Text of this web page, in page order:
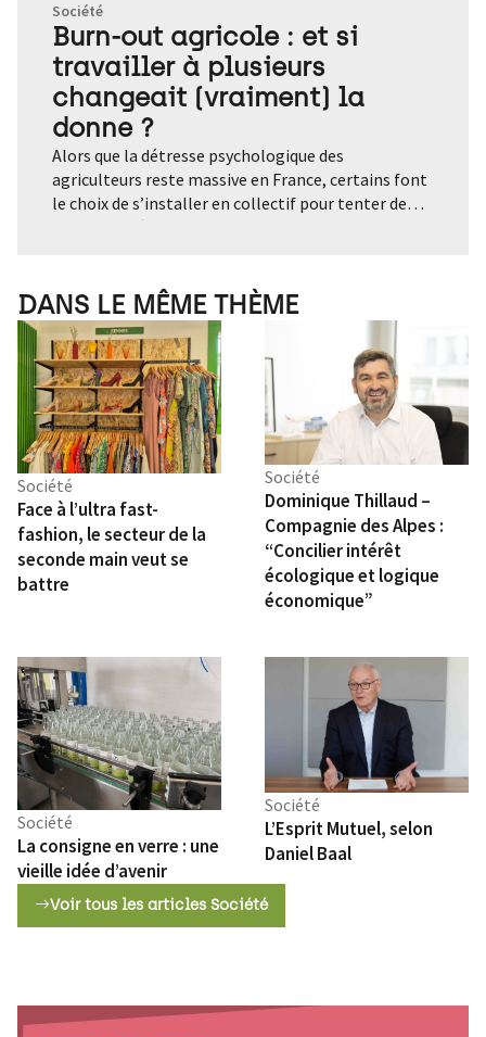
Société
Burn-out agricole : et si
travailler à plusieurs
changeait (vraiment) la
donne ?
Alors que la détresse psychologique des agriculteurs reste massive en France, certains font le choix de s’installer en collectif pour tenter de rendre le métier soutenable. Mutualisation du travail, partage de la charge mentale et des coûts financiers, remplaçabilité : ces fermes à plusieurs promettent de rompre avec l’isolement et l’épuisement. Témoignages et analyses. Le lundi matin, dans cette ferme maraîchère biologique située sur la commune de Curis-au-Mont-d’Or, au Nord de la métropole lyonnaise, personne ne travaille. Pas de récolte, pas de tracteur à l’aube. « C’est non-négociable », sourit Thibault Herreman, 36 ans, l’un des trois associés du GAEC (Groupement agricole d’exploitation en commun) Le Boule d’Or, installé en bord de Saône. Ici, les semaines dépassent rarement les quarante heures, les congés sont planifiés, les week-end tournants, et l’été, quand la chaleur devient trop lourde, le travail se concentre le matin. Une organisation qui leur tient à cœur, dans un monde agricole où l’épuisement est devenu la norme. En France, un agriculteur se suicide tous les jours, selon la Mutualité sociale agricole (MSA). Les exploitants agricoles présentent un risque de suicide supérieur de 20% à celui du reste de la population active. Isolement, surcharge de travail, pression économique, aléas climatiques, injonctions administratives : la détresse psychologique agricole est désormais documentée, mais les réponses structurelles restent limitées. « Travailler 70 heures par semaine, ne pas prendre de vacances pendant des années, être seul face aux décisions, c’est malheureusement le quotidien d’un grand nombre d’agriculteurs », observe Maëla Naël, agricultrice au sein de la Ferme des Folaisons, ferme collective dans le Morbihan. Après avoir quitté son emploi en Ile-de-France, elle s’est engagée dans un projet collectif et a écrit un guide pratique consacré à ces formes d’organisations, nourri de nombreux échanges avec des agriculteurs et agricultrices partout en France. Selon elle, le burn-out agricole n’est pas une succession de drames individuels, mais le symptôme d’un système. « L’agriculture s’est énormément individualisée. Les fermes ont grossi, les agriculteurs ont moins de voisins, moins d’entraide informelle. On demande à une ou deux personnes de porter seules une charge de travail, de décisions et de risques considérables », relate-t-elle. Les chiffres abondent dans ce sens. D’après la MSA, près d’un exploitant sur trois présente des signes de détresse psychologique. Un chiffre très certainement sous-estimé. La confusion entre vie professionnelle et vie personnelle est fréquente, notamment en élevage, où les astreintes sont quotidiennes. « Quand on est seul, il n’y a pas de sas pour décompresser », résume Maëla Naël. La précarité économique est l’une des causes de ce mal-être. En 2020, selon les chiffres de l’INSEE, 17,7% des exploitants agricoles vivaient sous le seuil de pauvreté, contre 14,4% pour l’ensemble de la population. Les maraîchers, les éleveurs ovins et caprins ainsi que les éleveurs de bovins font partie des filières les plus fragiles. « La pression économique, la peur de ne pas rembourser un emprunt, reposent sur très peu d’épaules » ajoute Maëla Naël. Le collectif, entre nécessité et désir de rupture C’est précisément pour ne pas affronter cette réalité seuls que Thibault Herreman et ses deux associés, Félix (34 ans) et Joseph (29 ans), ont choisi de s’installer ensemble. « Aucun de nous n’envisageait une installation en solo. Ce n’était pas le projet, ni humainement, ni en termes de charge de travail », raconte Thibault. Depuis le 1er janvier 2021, ils exploitent 7 hectares de maraîchage biologique, dont deux cultivés, avec vente directe à la ferme et sur les marchés. A l’année, trois associés, un salarié en CDI et deux saisonniers. « S’installer à plusieurs, c’est une manière de rendre le métier soutenable à long terme », assure l’agriculteur. Un constat partagé par Céline Riolo, codirectrice de la coopérative Les Fermes Partagées, créée fin 2021 par et pour des fermes collectives. « Les fermes collectives étaient sur-sollicitées par des porteurs de projet qui voulaient s’installer à plusieurs, sans avoir les outils pour le faire. Il y avait un vrai besoin de formation, d’accompagnement et de mise en réseau », explique-t-elle. Pour elle, le phénomène dépasse largement l’effet de mode. « Quand j’interviens dans les écoles d’ingénieurs agronomes, une très grande majorité d’étudiants se projettent aujourd’hui dans ces installations collectives. Ils ne veulent pas reproduire le modèle de leurs parents. Il y a une rupture assumée avec les schémas traditionnels », fait savoir Céline Riolo. Travailler à plusieurs : un quotidien transformé Au GAEC Le Boule d’Or, chaque début de semaine commence par une réunion. Les tâches sont listées, réparties selon les affinités et la charge de travail : production, administratif, travaux annexes, réparations, marchés. « On travaille très rarement de manière isolée. Même pour des tâches répétitives comme le désherbage, on est ensemble. Ça change énormément l’ambiance », explique Thibault. Les jours de récolte – le mercredi et le vendredi – mobilisent toute l’équipe. Tomates, aubergines, choux, poireaux, melons ou patates douces sont lavés, préparés et conditionnés collectivement. « Être à plusieurs, ça permet aussi de s’amuser. La convivialité fait partie du travail. D’ailleurs, c’est un de nos critères essentiels lorsqu’on recrute : la bonne entente dans l’équipe », confie Thibault Herreman. Surtout, le collectif rend possible ce qui reste rare en agriculture : le repos. « De novembre à début mars, on ne travaille ni le lundi, ni le vendredi après-midi. On a six semaines de vacances par an, avec un système de roulement pour les marchés le week-end ». Dans ce GAEC, les semaines dépassent rarement 40 heures. « On s’organise pour avoir des temps de travail hebdomadaires raisonnables. Si on a de la trésorerie, on préfère embaucher plutôt que s’épuiser. Seuls, ce serait impossible », soutient l’agriculteur. Pour Maëla Naël, cette capacité à se remplacer est absolument centrale. « On peut partir sans que tout s’effondre. Psychologiquement, c’est énorme », assure la spécialiste des fermes collectives. Cette capacité à lever le pied constitue une rupture majeure avec la norme agricole. Dans de nombreuses exploitations individuelles, l’idée même de s’arrêter quelques jours reste impensable, faute de solution de remplacement ou par crainte de pertes économiques. Le collectif introduit une forme de sécurité psychologique. Une charge mentale partagée mais déplacée Pour autant, le collectif n’est pas une solution magique. « Le travail reste difficile. Mais il y a moins de sentiment de solitude », nuance Céline Riolo. « Être plusieurs permet de ne pas être seul face aux décisions d’investissement, aux aléas climatiques, aux accidents de la vie. Si quelqu’un se casse une jambe, la ferme peut continuer, et cela ne met pas en péril l’ensemble de l’exploitation. Si la récolte d’une activité est mauvaise, on peut se rabattre sur d’autres ateliers ». Cette solidarité a cependant un revers. « Décider ensemble combien d’heures on travaille, comment on se rémunère, si on investit ou non, etc, ce sont des sujets lourds, générateurs de tension », souligne Maëla Naël qui a échangé avec bon nombre d’agriculteurs et d’agricultrices installés en collectif. Dans les fermes dites « communes », où recettes et charges sont mutualisées, les enjeux sont encore plus élevés : bénéfices et risques sont partagés. Au GAEC Le Boule d’Or, les associés ont anticipé ces difficultés. « S’associer, c’est un peu comme se mettre en couple », sourit Thibault. Résultat : deux réunions de médiation par an avec un tiers, et un accompagnement professionnel pour mieux comprendre les tempéraments de chacun, prévenir les conflits et apprendre à connaître leurs forces et leurs faiblesses. « On discute de sujets, cela nous permet de dénouer des tensions, d’exprimer des choses pas facile à exprimer dans le courant de nos semaines. Et puis, on se remet en question. Par exemple, on a appris que ce n’est pas parce que l’autre a une autre manière de fonctionner que c’est moins bien », résume Thibault Herreman. Cet accompagnement, c’est aussi le cœur de métier de Céline Riolo. « Les collectifs qui durent sont presque toujours accompagnés sur le volet humain, pour apprendre à communiquer, se confier. On n’est pas formés à coopérer, dans un système qui valorise historiquement la compétition. Investir dans l’humain est souvent vu comme secondaire, alors que c’est ce qui fait tenir une ferme collective sur la durée », souligne la codirectrice des Fermes Partagées. La question de la gouvernance apparaît ici centrale. Tous les collectifs ne fonctionnent pas de la même manière : certains reposent sur une forte horizontalité, d’autres sur une répartition plus marquée des rôles. « Il n’existe pas de modèle idéal », insiste Céline Riolo. « Ce qui compte, c’est que les règles soient explicites et discutées régulièrement. » Sans ce cadre, les conflits latents peuvent s’installer et fragiliser l’ensemble du projet. Un rempart contre le burn-out, mais pas une réponse systémique Le collectif agit surtout comme un amortisseur. Il permet de repérer et d’anticiper les signaux faibles de l’épuisement, de partager la santé mentale, de rendre le travail plus soutenable. Mais il ne règle pas tout. « Le collectif ne supprime pas les causes structurelles du mal-être agricole : prix bas, endettement, normes, aléas climatiques », rappelle Céline Riolo. « C’est une solution parmi d’autres. Notre intention n’est pas que toutes les fermes deviennent collectives, mais de reconnaître que ce mouvement existe et de l’accompagner. Surtout que tout le monde n’est pas fait pour travailler en collectif ». Sans parler des freins institutionnels qui restent nombreux. Banques, dispositifs, d’aides, politiques d’installation : les modèles collectifs sont
DANS LE MÊME THÈME
Société
Face à l’ultra fast-
fashion, le secteur de la
seconde main veut se
battre
Société
Dominique Thillaud –
Compagnie des Alpes :
“Concilier intérêt
écologique et logique
économique”
Société
La consigne en verre : une
vieille idée d’avenir
Société
L’Esprit Mutuel, selon
Daniel Baal
Voir tous les articles Société